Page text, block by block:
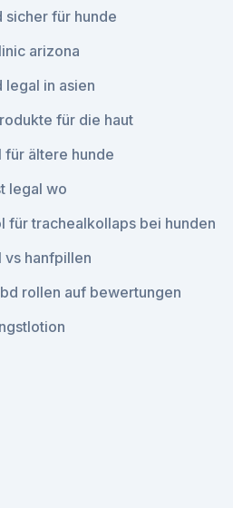
sicher für hunde
arizona
legal in asien
für die haut
für ältere hunde
legal wo
für trachealkollaps bei hunden
vs hanfpillen
rollen auf bewertungen